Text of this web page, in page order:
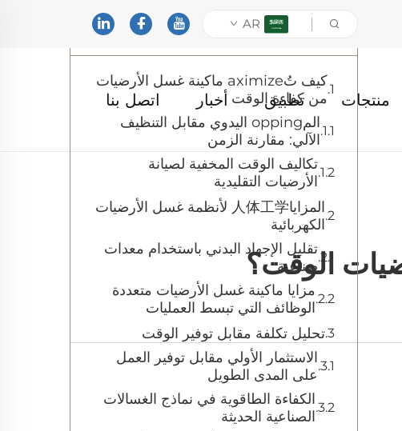
AR
منتجات تطبيق أخبار اتصل بنا
الوقت؟
جدول المحتويات
كيف تُaximize ماكينة غسل الأرضيات
من كفاءة الوقت
المopping اليدوي مقابل التنظيف
الآلي: مقارنة الزمن
تكاليف الوقت المخفية لصيانة
الأرضيات التقليدية
المزايا人体工学 لأنظمة غسل الأرضيات
الكهربائية
تقليل الإجهاد البدني باستخدام معدات
صناعية
مزايا ماكينة غسل الأرضيات متعددة
الوظائف التي تبسط العمليات
تحليل تكلفة مقابل توفير الوقت
الاستثمار الأولي مقابل توفير العمل
على المدى الطويل
الكفاءة الطاقوية في نماذج الغسالات
الصناعية الحديثة